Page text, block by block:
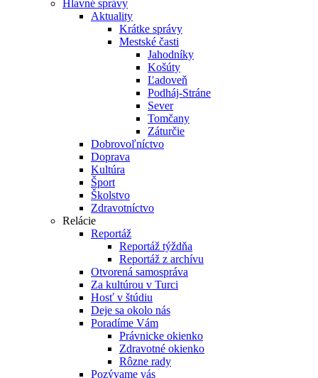
Hlavné správy
Aktuality
Krátke správy
Mestské časti
Jahodníky
Košúty
Ľadoveň
Podháj-Stráne
Sever
Tomčany
Záturčie
Dobrovoľníctvo
Doprava
Kultúra
Šport
Školstvo
Zdravotníctvo
Relácie
Reportáž
Reportáž týždňa
Reportáž z archívu
Otvorená samospráva
Za kultúrou v Turci
Hosť v štúdiu
Deje sa okolo nás
Poradíme Vám
Právnicke okienko
Zdravotné okienko
Rôzne rady
Pozývame vás